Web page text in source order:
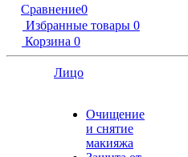
Сравнение0
Избранные товары 0
Корзина 0
Лицо
Очищение
и снятие
макияжа